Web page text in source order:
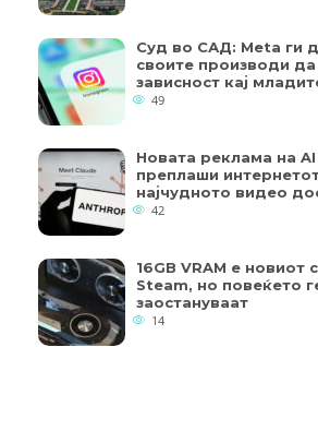
Суд во САД: Meta ги
своите производи
зависност кај
49
Новата реклама на AI
преплаши
најчудното видео
42
16GB VRAM е новиот
Steam, но повеќето
заостануваат
14